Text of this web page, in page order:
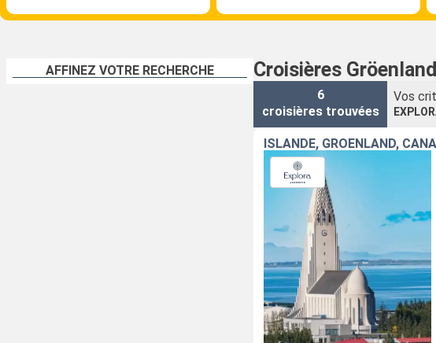
AFFINEZ VOTRE RECHERCHE Croisières Gröenland
6
croisières trouvées
Vos
ISLANDE, GRÖENLAND,